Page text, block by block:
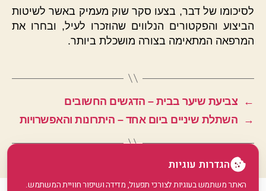
לסיכומו של דבר, בצעו סקר שוק מעמיק באשר לשיטות
הביצוע והפקטורים הנלווים שהוזכרו לעיל, ובחרו את
המרפאה המתאימה בצורה מושכלת ביותר.
←
צביעת שיער בבית – הדגשים החשובים
→
השתלת שיניים ביום אחד – היתרונות והאפשרויות
הגדרות עוגיות
האתר משתמש בעוגיות לצורכי תפעול, מדידה ושיפור חוויית המשתמש.